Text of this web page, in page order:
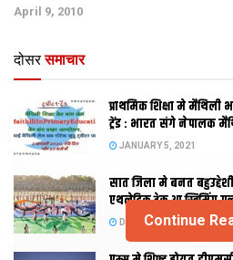
April 9, 2010
दोसर समाचार
प्राथमिक शि‍क्षा मे
ट्रेंड : भारत संगे नेपालक
JANUARY 5, 2021
सात जिला मे बनत
एथलेटिक ट्रेक आ स्विमिंग
DECEMBER 26, 2020
Continue